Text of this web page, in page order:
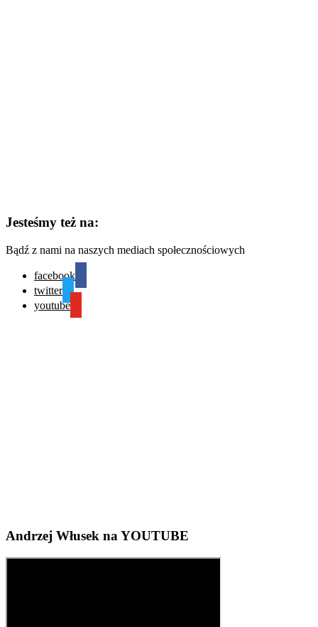
Jesteśmy też na:
Bądź z nami na naszych mediach społecznościowych
facebook
twitter
youtube
Andrzej Włusek na YOUTUBE